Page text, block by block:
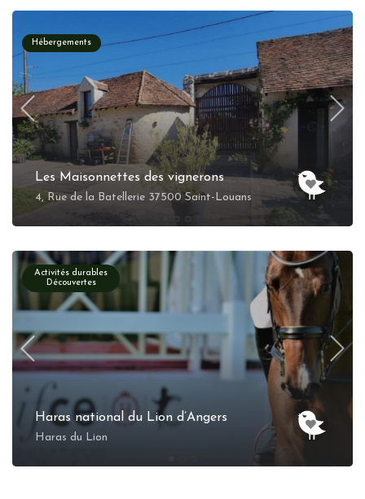
Hébergements
Les Maisonnettes des vignerons
4, Rue de la Batellerie 37500 Saint-Louans
Activités durables
Découvertes
Haras national du Lion d’Angers
Haras du Lion